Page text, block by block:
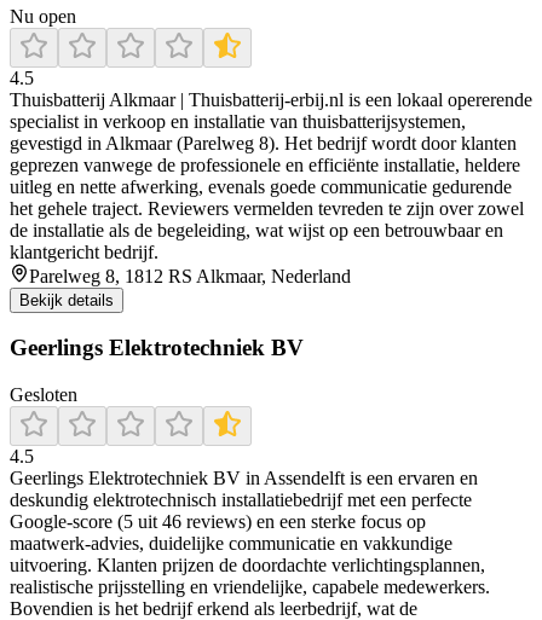
Nu open
4.5
Thuisbatterij Alkmaar | Thuisbatterij‑erbij.nl is een lokaal opererende
specialist in verkoop en installatie van thuisbatterijsystemen,
gevestigd in Alkmaar (Parelweg 8). Het bedrijf wordt door klanten
geprezen vanwege de professionele en efficiënte installatie, heldere
uitleg en nette afwerking, evenals goede communicatie gedurende
het gehele traject. Reviewers vermelden tevreden te zijn over zowel
de installatie als de begeleiding, wat wijst op een betrouwbaar en
klantgericht bedrijf.
Parelweg 8, 1812 RS Alkmaar, Nederland
Bekijk details
Geerlings Elektrotechniek BV
Gesloten
4.5
Geerlings Elektrotechniek BV in Assendelft is een ervaren en
deskundig elektrotechnisch installatiebedrijf met een perfecte
Google-score (5 uit 46 reviews) en een sterke focus op
maatwerk‑advies, duidelijke communicatie en vakkundige
uitvoering. Klanten prijzen de doordachte verlichtingsplannen,
realistische prijsstelling en vriendelijke, capabele medewerkers.
Bovendien is het bedrijf erkend als leerbedrijf, wat de